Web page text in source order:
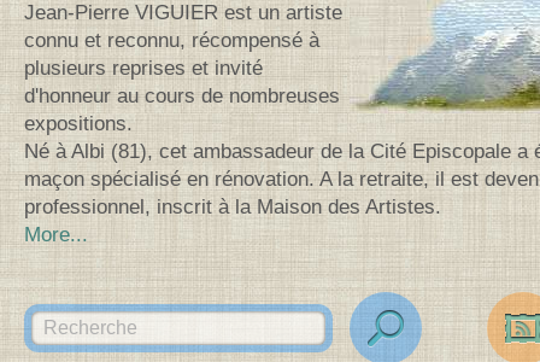
Jean-Pierre VIGUIER est un artiste
connu et reconnu, récompensé à
plusieurs reprises et invité
d'honneur au cours de nombreuses
expositions.
Né à Albi (81), cet ambassadeur de la Cité Episcopale a
maçon spécialisé en rénovation. A la retraite, il est
professionnel, inscrit à la Maison des Artistes.
More...
Search for:
des